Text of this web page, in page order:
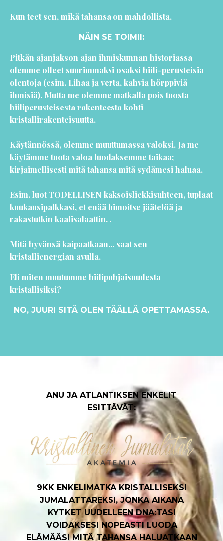
Kun teet sen, mikä tahansa on mahdollista.
NÄIN SE TOIMII:
Pitkän ajanjakson ajan ihmiskunnan historiassa
olemme olleet suurimmaksi osaksi hiili-perusteisia
olentoja (esim. Lihaa ja verta, kahvia hörppiviä
ihmisiä). Mutta me olemme matkalla pois tuosta
hiiliperusteisesta rakenteesta kohti
kristallirakenteisuutta.
Käytännössä, olemme muuttumassa valoksi. Ja me
käytämme tuota valoa luodaksemme taikaa;
kirjaimellisesti mitä tahansa mitä sydämesi haluaa.
Esim. luot TODELLISEN kaksoisliekkisuhteen, tuplaat
kuukausipalkkasi, et enää himoitse jäätelöä ja
rakastutkin kaalisalaattin. .
Mitä hyvänsä kaipaatkaan… saat sen
kristallienergian avulla.
Eli miten muutumme hiilipohjaisuudesta
kristallisiksi?
NO, JUURI SITÄ OLEN TÄÄLLÄ OPETTAMASSA.
ANU JA ATLANTIKSEN ENKELIT
ESITTÄVÄT:
9KK ENKELIMATKA KRISTALLISEKSI
JUMALATTAREKSI, JONKA AIKANA
KYTKET UUDELLEEN DNA:TASI
VOIDAKSESI NOPEASTI LUODA
ELÄMÄÄSI MITÄ TAHANSA HALUATKAAN